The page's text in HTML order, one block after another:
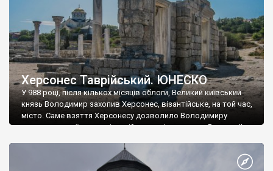
Херсонес Таврійський. ЮНЕСКО
У 988 році, після кількох місяців облоги, Великий київський
князь Володимир захопив Херсонес, візантійське, на той час,
місто. Саме взяття Херсонесу дозволило Володимиру
диктувати свої умови візантійському імператору Василю ІІ, та
Херсонесі Володимир-язичник, став Василем-християнином.
А потім було Хрещення Русі. На честь Херсонесу Таврійського